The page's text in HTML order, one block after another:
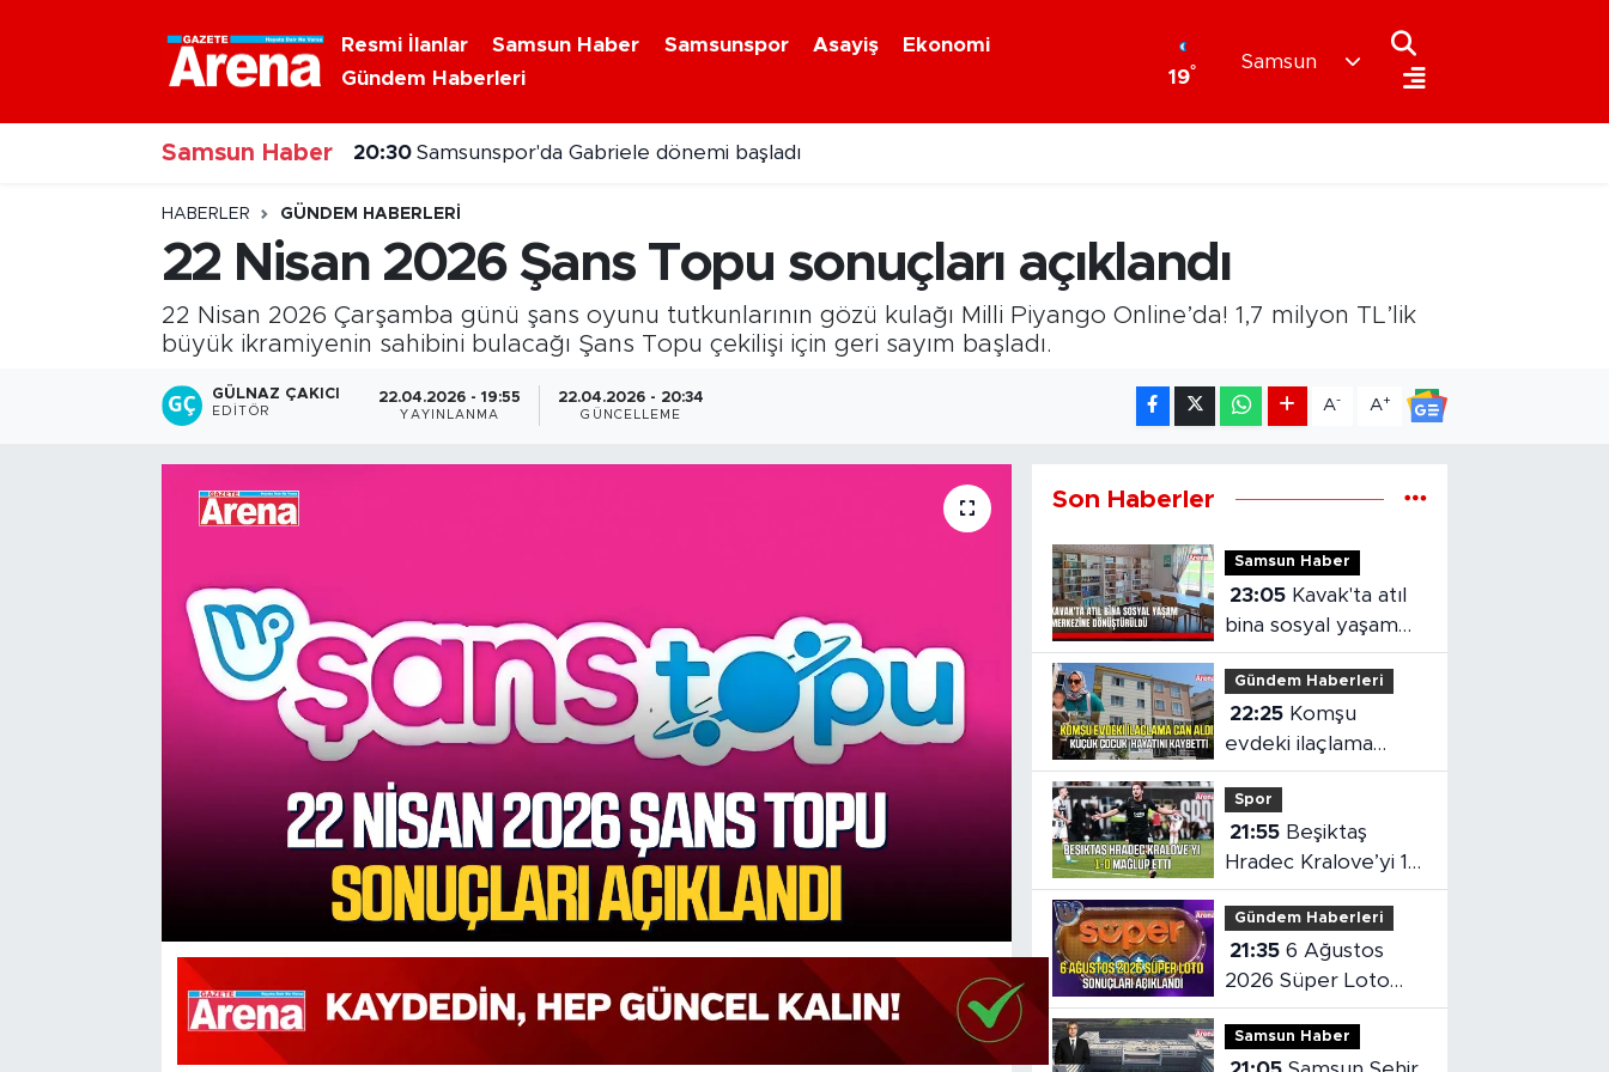
Resmi İlanlar Samsun Haber Samsunspor Asayiş
Ekonomi
Gündem Haberleri
19°
Samsun
Samsun Haber 20:30 Samsunspor'da Gabriele dönemi başladı
HABERLER GÜNDEM HABERLERI
22 Nisan 2026 Şans Topu sonuçları açıklandı
22 Nisan 2026 Çarşamba günü şans oyunu tutkunlarının gözü kulağı Milli Piyango Online’da! 1,7 milyon TL’lik
büyük ikramiyenin sahibini bulacağı Şans Topu çekilişi için geri sayım başladı.
GÜLNAZ ÇAKICI
EDITÖR
22.04.2026 - 19:55
YAYINLANMA
22.04.2026 - 20:34
GÜNCELLEME
A- A+
Son Haberler
Samsun Haber
23:05
bina sosyal yaşam
merkezine
dönüştürüldü
Gündem Haberleri
22:25
evdeki ilaçlama
küçük çocuğun
ölümüne neden oldu
Spor
21:55
Hradec Kralove’yi 1-
0 mağlup etti
Gündem Haberleri
21:35 6 Ağustos
2026 Süper Loto
sonuçları açıklandı
Samsun Haber
Nöbetçi Eczaneler
Hava Durumu
Samsun Namaz Vakitleri
Trafik Durumu
Süper Lig Puan Durumu ve Fikstür
Tüm Manşetler